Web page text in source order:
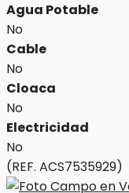
Agua Potable
No
Cable
No
Cloaca
No
Electricidad
No
(REF. ACS7535929)